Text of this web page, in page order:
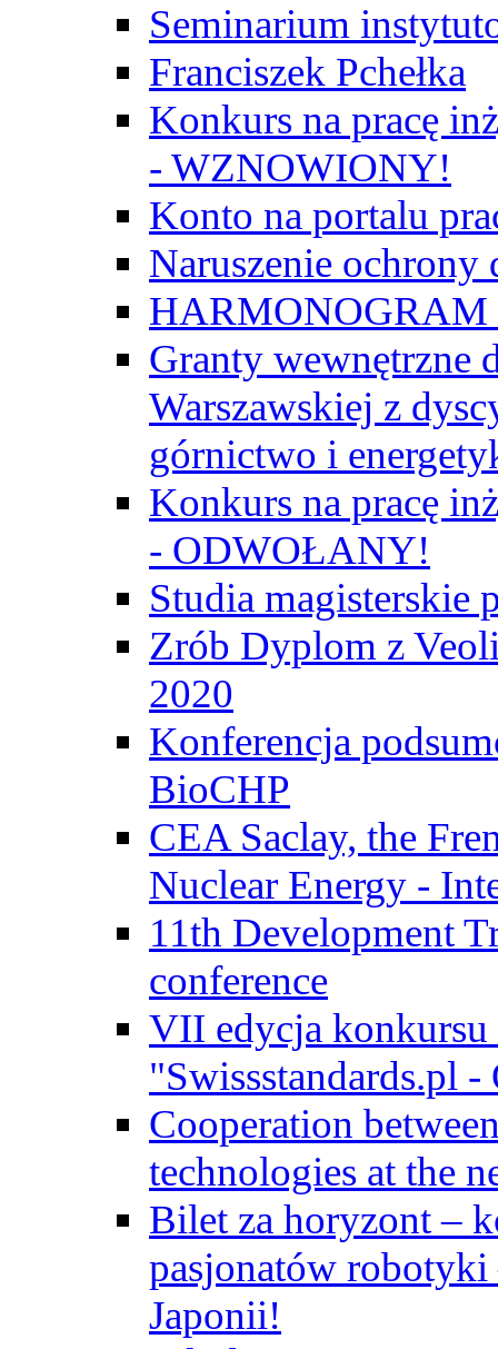
Seminarium
Franciszek Pchełka
Konkurs na pracę
- WZNOWIONY!
Konto na portalu
Naruszenie ochrony
Granty wewnętrzne
Warszawskiej z
górnictwo i
Konkurs na pracę
- ODWOŁANY!
Studia magisterskie
Zrób Dyplom z
2020
Konferencja
BioCHP
CEA Saclay, the
Nuclear Energy -
11th Development
conference
VII edycja konkursu
"Swissstandards.pl
Cooperation
technologies at the
Bilet za horyzont –
pasjonatów
Japonii!